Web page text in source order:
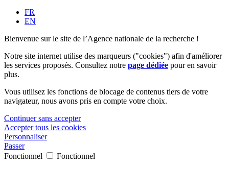
FR
EN
Bienvenue sur le site de l’Agence nationale de la recherche !
Notre site internet utilise des marqueurs ("cookies") afin d'améliorer
les services proposés. Consultez notre page dédiée pour en savoir
plus.
Vous utilisez les fonctions de blocage de contenus tiers de votre
navigateur, nous avons pris en compte votre choix.
Continuer sans accepter
Accepter tous les cookies
Personnaliser
Passer
Fonctionnel
Fonctionnel